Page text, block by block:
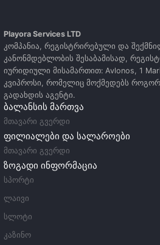
Playora Services LTD
კომპანია, რეგისტრირებული და
კანონმდებლობის შესაბამისად,
იურიდიული მისამართით: Avlonos, 1
კვიპროსი, რომელიც მოქმედებს
გადახდის აგენტი.
ბალანსის მართვა
მთავარი გვერდი
ფილიალები და სალაროები
მთავარი გვერდი
ზოგადი ინფორმაცია
სპორტი
ლაივი
სლოტი
კაზინო